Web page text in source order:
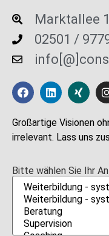
Marktallee
02501 /
Großartige Visionen
irrelevant. Lass uns
Bitte wählen Sie Ihr